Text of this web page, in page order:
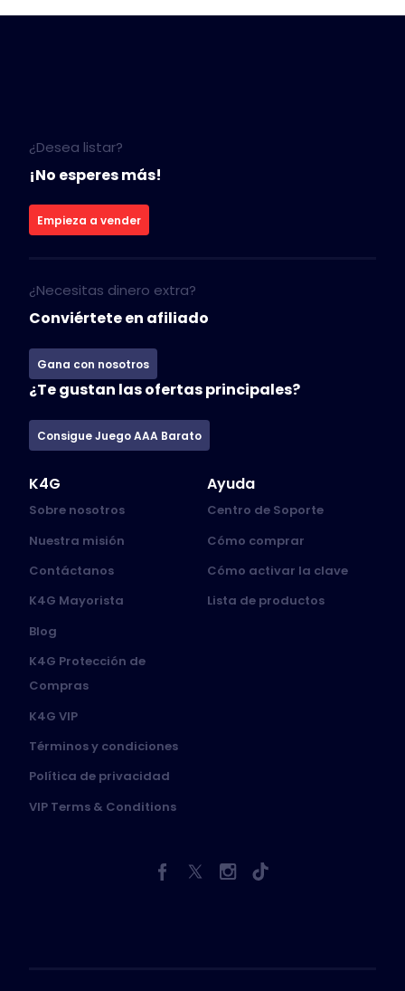
¿Desea listar?
¡No esperes más!
Empieza a vender
¿Necesitas dinero extra?
Conviértete en afiliado
Gana con nosotros
¿Te gustan las ofertas principales?
Consigue Juego AAA Barato
K4G
Sobre nosotros
Nuestra misión
Contáctanos
K4G Mayorista
Blog
K4G Protección de
Compras
K4G VIP
Términos y condiciones
Política de privacidad
VIP Terms & Conditions
Ayuda
Centro de Soporte
Cómo comprar
Cómo activar la clave
Lista de productos